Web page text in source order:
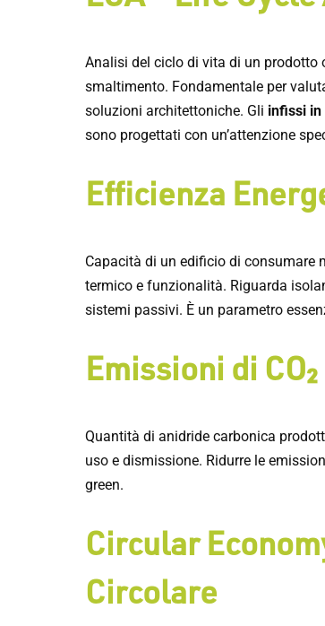
Analisi del ciclo di vita di un prodotto
smaltimento. Fondamentale per
soluzioni architettoniche. Gli infissi
sono progettati con un’attenzione
Efficienza
Capacità di un edificio di consumare
termico e funzionalità. Riguarda
sistemi passivi. È un parametro
Emissioni di CO₂
Quantità di anidride carbonica
uso e dismissione. Ridurre le
green.
Circular
Circolare